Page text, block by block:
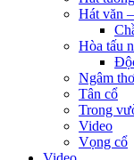
Hát văn
Hòa tấu
Ngâm thơ
Tân cổ
Trong
Video
Vọng cổ